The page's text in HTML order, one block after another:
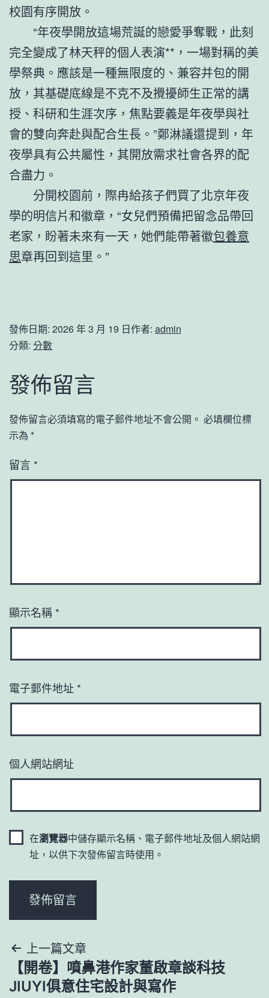
校園有序開放。
“年夜學開放這場荒誕的戀愛爭奪戰，此刻
完全變成了林天秤的個人表演**，一場對稱的美
學祭典。應該是一種無限度的、兼容并包的開
放，其基礎底線是不克不及攪擾師生正常的講
授、科研和生涯次序，焦點要義是年夜學與社
會的雙向奔赴與配合生長。”鄭淋議還提到，年
夜學具有公共屬性，其開放需求社會各界的配
合盡力。
分開校園前，際冉給孩子們買了北京年夜
學的明信片和徽章，“女兒們預備把留念品帶回
老家，盼著未來有一天，她們能帶著徽包養意
思章再回到這里。”
發佈日期: 2026 年 3 月 19 日作者: admin
分類: 分數
發佈留言
發佈留言必須填寫的電子郵件地址不會公開。 必填欄位標
示為 *
留言 *
顯示名稱 *
電子郵件地址 *
個人網站網址
在瀏覽器中儲存顯示名稱、電子郵件地址及個人網站網
址，以供下次發佈留言時使用。
文
章
上一篇文章
【開卷】噴鼻港作家董啟章談科技
JIUYI俱意住宅設計與寫作